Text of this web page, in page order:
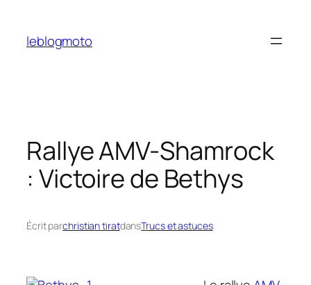
contenu
leblogmoto
Rallye AMV-Shamrock
: Victoire de Bethys
Écrit parchristian tiratdansTrucs et astuces